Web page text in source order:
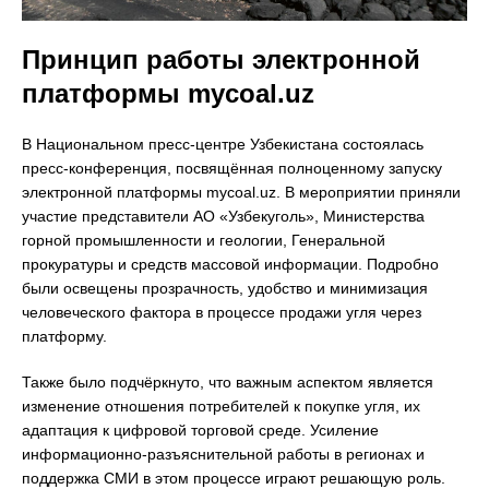
Принцип работы электронной
платформы mycoal.uz
В Национальном пресс-центре Узбекистана состоялась
пресс-конференция, посвящённая полноценному запуску
электронной платформы mycoal.uz. В мероприятии приняли
участие представители АО «Узбекуголь», Министерства
горной промышленности и геологии, Генеральной
прокуратуры и средств массовой информации. Подробно
были освещены прозрачность, удобство и минимизация
человеческого фактора в процессе продажи угля через
платформу.
Также было подчёркнуто, что важным аспектом является
изменение отношения потребителей к покупке угля, их
адаптация к цифровой торговой среде. Усиление
информационно-разъяснительной работы в регионах и
поддержка СМИ в этом процессе играют решающую роль.